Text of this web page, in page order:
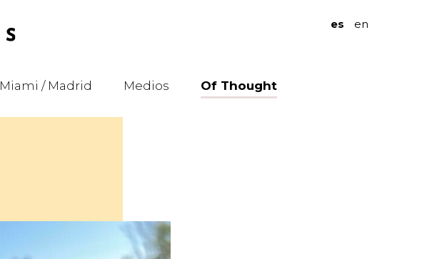
Miami / Madrid Medios Of Thought
es en